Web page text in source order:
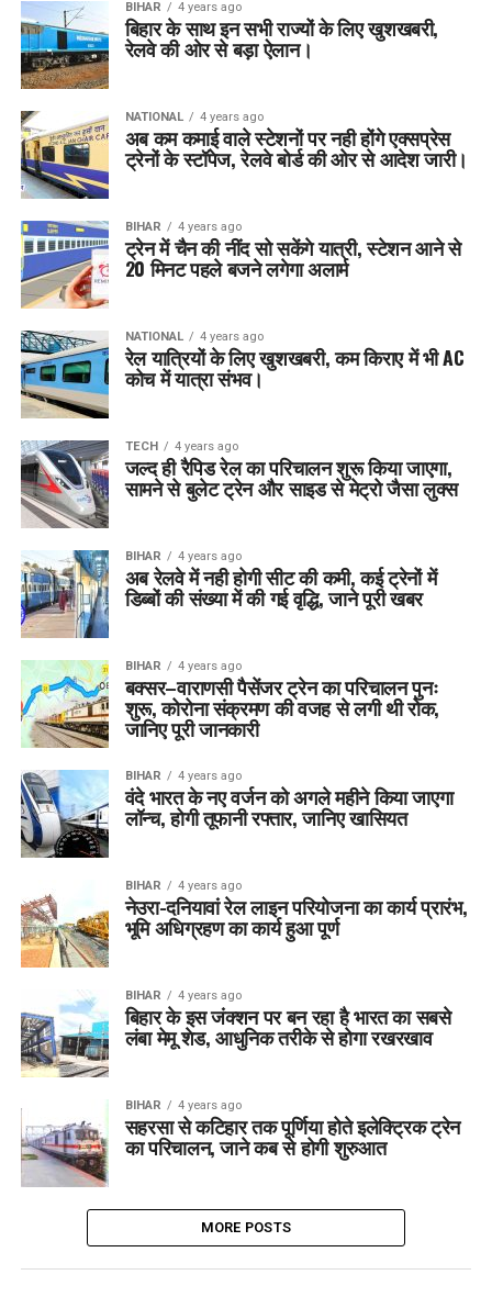
BIHAR 4 years ago
बिहार के साथ इन सभी राज्यों के लिए खुशखबरी,
रेलवे की ओर से बड़ा ऐलान।
NATIONAL 4 years ago
अब कम कमाई वाले स्टेशनों पर नही होंगे एक्सप्रेस
ट्रेनों के स्टॉपेज, रेलवे बोर्ड की ओर से आदेश जारी।
BIHAR 4 years ago
ट्रेन में चैन की नींद सो सकेंगे यात्री, स्टेशन आने से
20 मिनट पहले बजने लगेगा अलार्म
NATIONAL 4 years ago
रेल यात्रियों के लिए खुशखबरी, कम किराए में भी AC
कोच में यात्रा संभव।
TECH 4 years ago
जल्द ही रैपिड रेल का परिचालन शुरू किया जाएगा,
सामने से बुलेट ट्रेन और साइड से मेट्रो जैसा लुक्स
BIHAR 4 years ago
अब रेलवे में नही होगी सीट की कमी, कई ट्रेनों में
डिब्बों की संख्या में की गई वृद्धि, जाने पूरी खबर
BIHAR 4 years ago
बक्सर–वाराणसी पैसेंजर ट्रेन का परिचालन पुनः
शुरू, कोरोना संक्रमण की वजह से लगी थी रोक,
जानिए पूरी जानकारी
BIHAR 4 years ago
वंदे भारत के नए वर्जन को अगले महीने किया जाएगा
लॉन्च, होगी तूफानी रफ्तार, जानिए खासियत
BIHAR 4 years ago
नेउरा-दनियावां रेल लाइन परियोजना का कार्य प्रारंभ,
भूमि अधिग्रहण का कार्य हुआ पूर्ण
BIHAR 4 years ago
बिहार के इस जंक्शन पर बन रहा है भारत का सबसे
लंबा मेमू शेड, आधुनिक तरीके से होगा रखरखाव
BIHAR 4 years ago
सहरसा से कटिहार तक पूर्णिया होते इलेक्ट्रिक ट्रेन
का परिचालन, जाने कब से होगी शुरुआत
MORE POSTS